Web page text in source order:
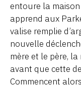
entoure la
apprend aux
valise remplie
nouvelle
mère et le père,
avant que cette
Commencent